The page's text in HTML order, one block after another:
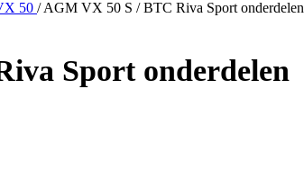
50 / AGM VX 50 S / BTC Riva Sport onderdelen
Sport onderdelen